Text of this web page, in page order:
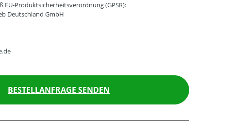
EU-Produktsicherheitsverordnung (GPSR):
Deutschland GmbH
BESTELLANFRAGE SENDEN